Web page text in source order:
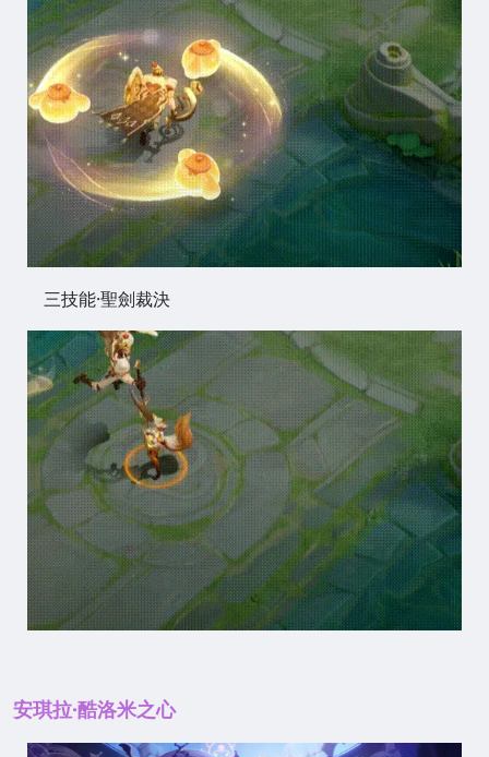
三技能·聖劍裁決
安琪拉·酷洛米之心